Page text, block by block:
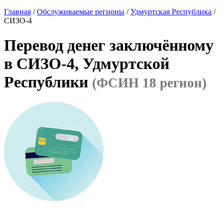
Главная /Обслуживаемые регионы /Удмуртская Республика /
СИЗО-4
Перевод денег заключённому
в СИЗО-4, Удмуртской
Республики (ФСИН 18 регион)